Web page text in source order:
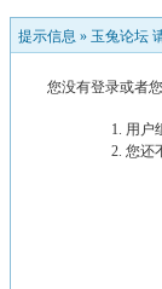
提示信息 » 玉兔论坛
您没有登录或者
用户
您还